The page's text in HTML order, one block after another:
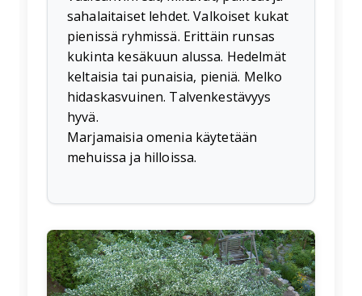
sahalaitaiset lehdet. Valkoiset kukat
pienissä ryhmissä. Erittäin runsas
kukinta kesäkuun alussa. Hedelmät
keltaisia tai punaisia, pieniä. Melko
hidaskasvuinen. Talvenkestävyys
hyvä.
Marjamaisia omenia käytetään
mehuissa ja hilloissa.